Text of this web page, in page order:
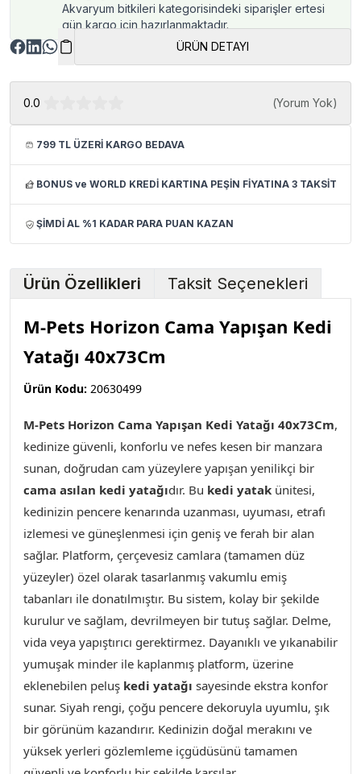
Akvaryum bitkileri kategorisindeki siparişler ertesi
gün kargo için hazırlanmaktadır.
ÜRÜN DETAYI
0.0 (Yorum Yok)
799 TL ÜZERİ KARGO BEDAVA
BONUS ve WORLD KREDİ KARTINA PEŞİN FİYATINA 3 TAKSİT
ŞİMDİ AL %1 KADAR PARA PUAN KAZAN
Ürün Özellikleri Taksit Seçenekleri
M-Pets Horizon Cama Yapışan Kedi
Yatağı 40x73Cm
Ürün Kodu: 20630499
M-Pets Horizon Cama Yapışan Kedi Yatağı 40x73Cm,
kedinize güvenli, konforlu ve nefes kesen bir manzara
sunan, doğrudan cam yüzeylere yapışan yenilikçi bir
cama asılan kedi yatağıdır. Bu kedi yatak ünitesi,
kedinizin pencere kenarında uzanması, uyuması, etrafı
izlemesi ve güneşlenmesi için geniş ve ferah bir alan
sağlar. Platform, çerçevesiz camlara (tamamen düz
yüzeyler) özel olarak tasarlanmış vakumlu emiş
tabanları ile donatılmıştır. Bu sistem, kolay bir şekilde
kurulur ve sağlam, devrilmeyen bir tutuş sağlar. Delme,
vida veya yapıştırıcı gerektirmez. Dayanıklı ve yıkanabilir
yumuşak minder ile kaplanmış platform, üzerine
eklenebilen peluş kedi yatağı sayesinde ekstra konfor
sunar. Siyah rengi, çoğu pencere dekoruyla uyumlu, şık
bir görünüm kazandırır. Kedinizin doğal merakını ve
yüksek yerleri gözlemleme içgüdüsünü tamamen